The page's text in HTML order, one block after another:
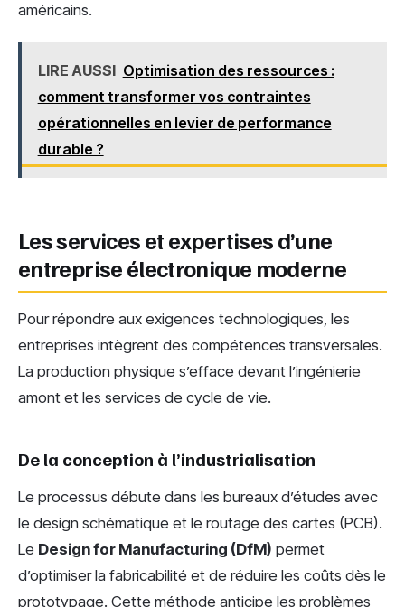
américains.
LIRE AUSSI Optimisation des ressources :
comment transformer vos contraintes
opérationnelles en levier de performance
durable ?
Les services et expertises d’une
entreprise électronique moderne
Pour répondre aux exigences technologiques, les
entreprises intègrent des compétences transversales.
La production physique s’efface devant l’ingénierie
amont et les services de cycle de vie.
De la conception à l’industrialisation
Le processus débute dans les bureaux d’études avec
le design schématique et le routage des cartes (PCB).
Le Design for Manufacturing (DfM) permet
d’optimiser la fabricabilité et de réduire les coûts dès le
prototypage. Cette méthode anticipe les problèmes